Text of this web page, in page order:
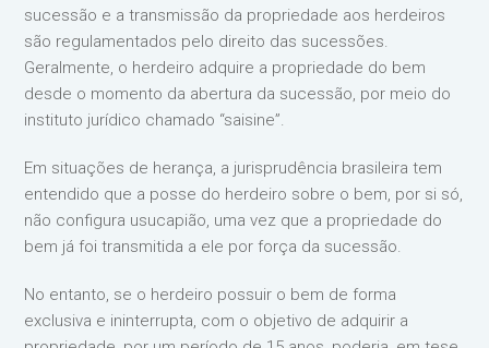
sucessão e a transmissão da propriedade aos herdeiros
são regulamentados pelo direito das sucessões.
Geralmente, o herdeiro adquire a propriedade do bem
desde o momento da abertura da sucessão, por meio do
instituto jurídico chamado “saisine”.
Em situações de herança, a jurisprudência brasileira tem
entendido que a posse do herdeiro sobre o bem, por si só,
não configura usucapião, uma vez que a propriedade do
bem já foi transmitida a ele por força da sucessão.
No entanto, se o herdeiro possuir o bem de forma
exclusiva e ininterrupta, com o objetivo de adquirir a